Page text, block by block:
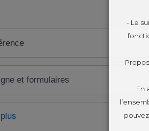
et formulaires
- Le
-
En